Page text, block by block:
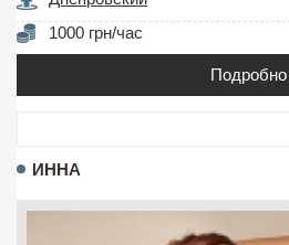
1000 грн/час
Подробно
ИННА